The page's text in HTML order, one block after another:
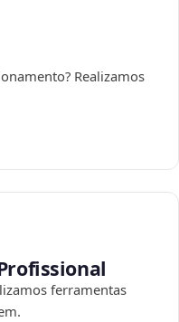
Realizamos
ferramentas